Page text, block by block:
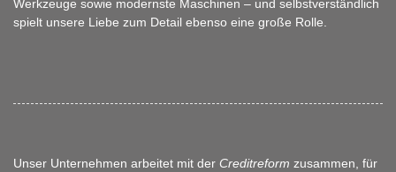
Werkzeuge sowie modernste Maschinen – und selbstverständlich
spielt unsere Liebe zum Detail ebenso eine große Rolle.
Unser Unternehmen arbeitet mit der Creditreform zusammen, für